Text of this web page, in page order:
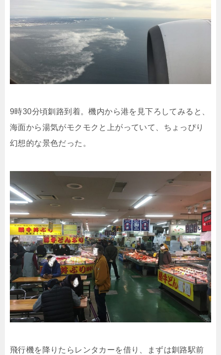
9時30分頃釧路到着。機内から港を見下ろしてみると、
海面から湯気がモクモクと上がっていて、ちょっぴり
幻想的な景色だった。
飛行機を降りたらレンタカーを借り、まずは釧路駅前